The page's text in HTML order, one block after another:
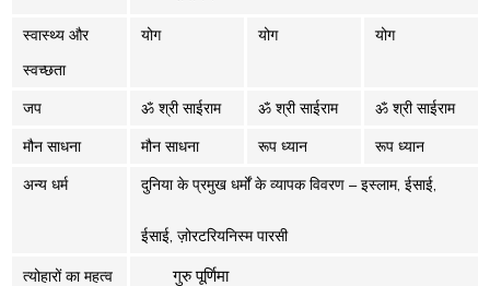
स्वास्थ्य और
स्वच्छता
योग योग योग
जप ॐ श्री साईराम ॐ श्री साईराम
ॐ श्री साईराम
मौन साधना
मौन साधना रूप ध्यान
रूप ध्यान
अन्य धर्म
दुनिया के प्रमुख धर्मों के व्यापक विवरण – इस्लाम, ईसाई,
ईसाई, ज़ोरटरियनिस्म पारसी
त्योहारों का महत्व
गुरु पूर्णिमा